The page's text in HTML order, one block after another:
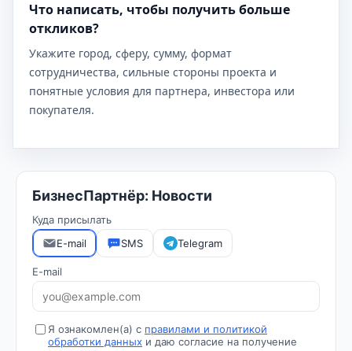
Что написать, чтобы получить больше
откликов?
Укажите город, сферу, сумму, формат
сотрудничества, сильные стороны проекта и
понятные условия для партнера, инвестора или
покупателя.